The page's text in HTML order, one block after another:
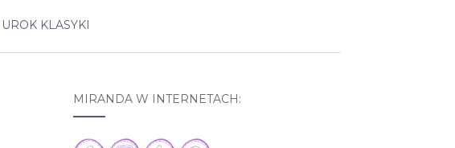
UROK KLASYKI
MIRANDA W INTERNETACH: